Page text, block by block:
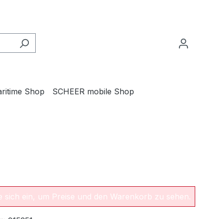
Shop SCHEER mobile Shop
sich ein, um Preise und den Warenkorb zu sehen.